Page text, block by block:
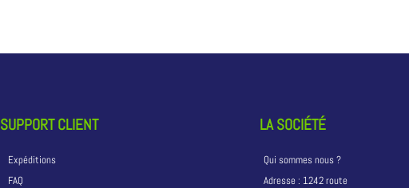
SUPPORT CLIENT
Expéditions
FAQ
LA SOCIÉTÉ
Qui sommes nous ?
Adresse : 1242 route